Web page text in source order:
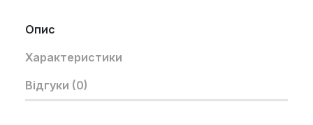
Опис
Характеристики
Відгуки (0)